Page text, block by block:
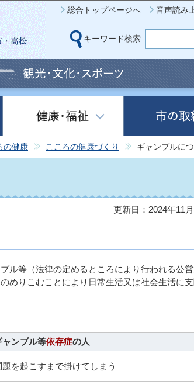
このページの本文へ移動
総合トップページへ 音声読み
キーワード検索
の健康 こころの健康づくり ギャンブルに
更新日：2024年11
ル等（法律の定めるところにより行われる公
めりこむことにより日常生活又は社会生活に
ャンブル等依存症の人
題を起こすまで掛けてしまう